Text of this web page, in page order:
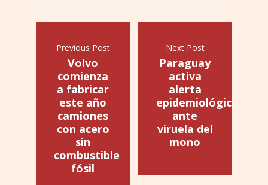
Previous Post
Volvo
comienza
a fabricar
este año
camiones
con acero
sin
combustible
fósil
Next Post
Paraguay
activa
alerta
epidemiológica
ante
viruela del
mono